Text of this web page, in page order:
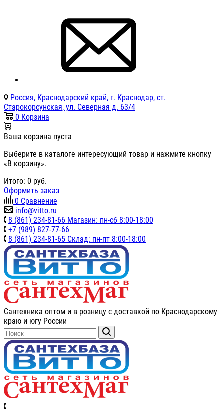
Россия, Краснодарский край, г. Краснодар, ст.
Старокорсунская, ул. Северная д. 63/4
0 Корзина
Ваша корзина пуста
Выберите в каталоге интересующий товар и нажмите кнопку
«В корзину».
Итого: 0 руб.
Оформить заказ
0 Сравнение
info@vitto.ru
8 (861) 234-81-66 Магазин: пн-сб 8:00-18:00
+7 (989) 827-77-66
8 (861) 234-81-65 Склад: пн-пт 8:00-18:00
Сантехника оптом и в розницу с доставкой по Краснодарскому
краю и югу России